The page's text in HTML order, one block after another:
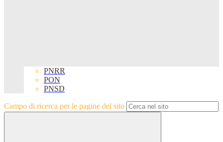
PNRR
PON
PNSD
Campo di ricerca per le pagine del sito